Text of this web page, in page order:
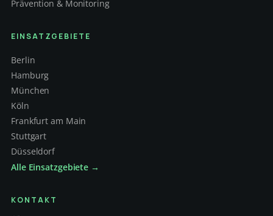
Prävention & Monitoring
EINSATZGEBIETE
Berlin
Hamburg
München
Köln
Frankfurt am Main
Stuttgart
Düsseldorf
Alle Einsatzgebiete →
KONTAKT